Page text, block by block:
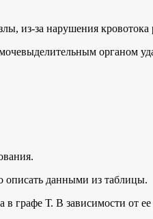
из-за нарушения
органом
описать данными из таблицы.
графе Т. В зависимости от